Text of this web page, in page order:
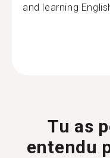
and learning
Tu as
entendu